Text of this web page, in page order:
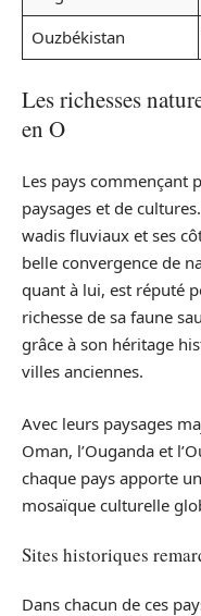
Ouzbékistan
Les richesses
en O
Les pays commençant
paysages et de
wadis fluviaux et ses
belle convergence de
quant à lui, est réputé
richesse de sa faune
grâce à son héritage
villes anciennes.
Avec leurs paysages
Oman, l’Ouganda et
chaque pays apporte
mosaïque culturelle
Sites historiques
Dans chacun de ces